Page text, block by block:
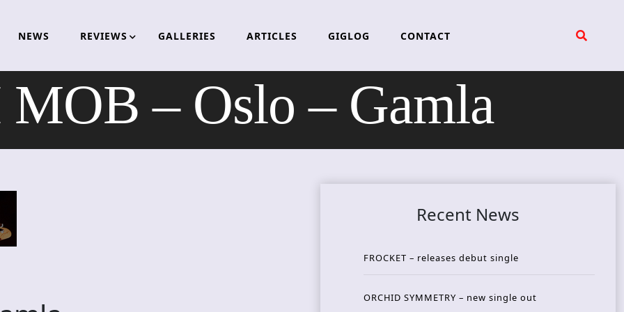
NEWS REVIEWS GALLERIES ARTICLES GIGLOG CONTACT
– Oslo – Gamla
Recent News
FROCKET – releases debut single
ORCHID SYMMETRY – new single out